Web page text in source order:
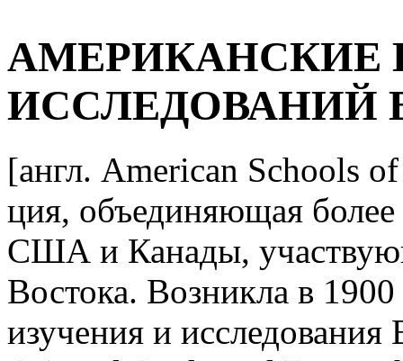
ИССЛЕДОВАНИЙ
[англ. American Schools
ция, объединяющая
США и Канады,
Востока. Возникла в
изучения и